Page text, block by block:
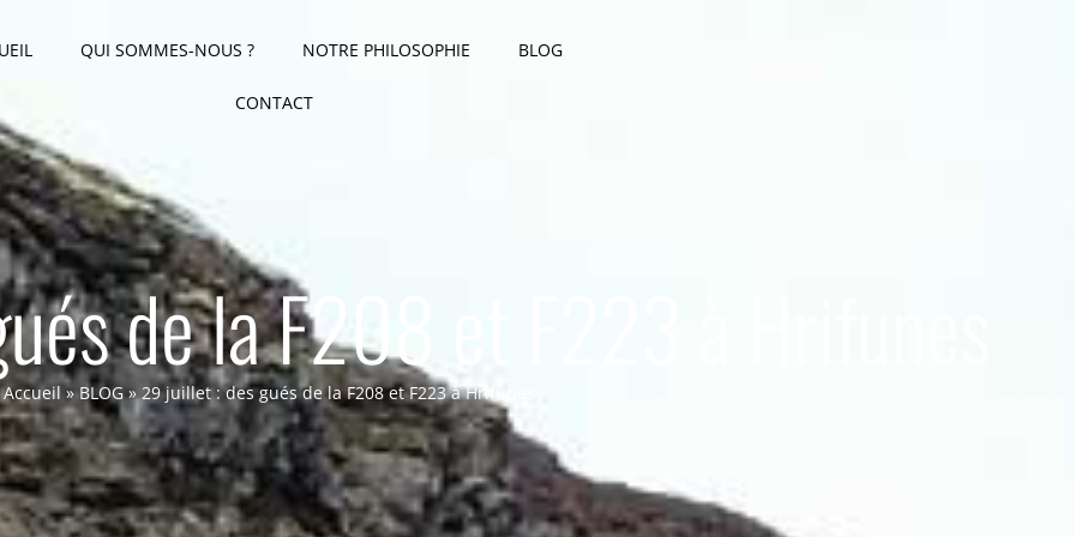
QUI SOMMES-NOUS ? NOTRE PHILOSOPHIE BLOG
CONTACT
de la F208 et F223 à Hrifunes
Accueil »BLOG»29 juillet : des gués de la F208 et F223 à Hrifunes